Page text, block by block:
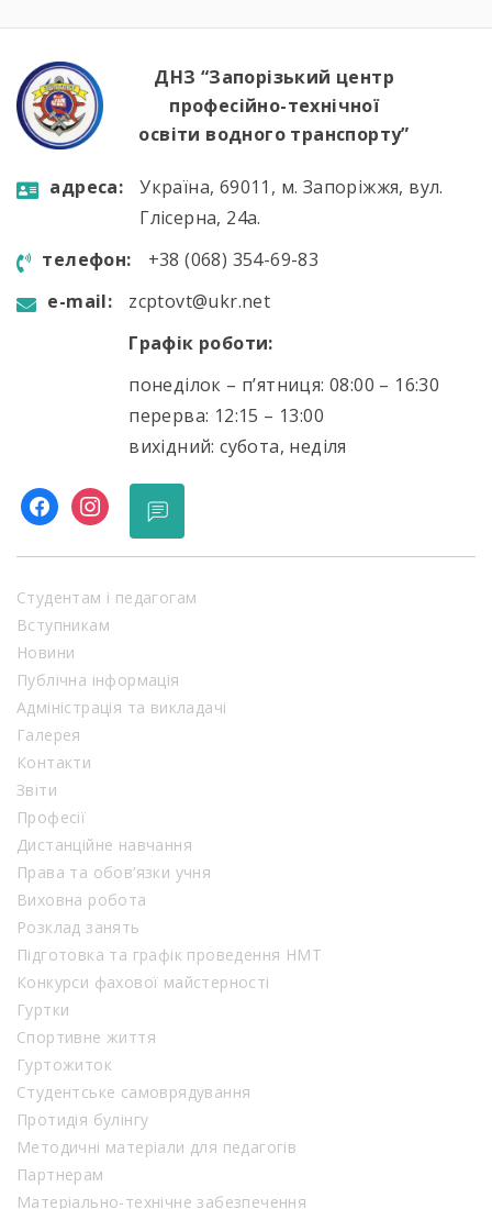
ДНЗ “Запорізький центр
професійно-технічної
освіти водного транспорту”
aдресa:
Україна, 69011, м. Запоріжжя, вул.
Глісерна, 24а.
телефон:
+38 (068) 354-69-83
e-mail:
zcptovt@ukr.net
Графік роботи:
понеділок – п’ятниця: 08:00 – 16:30
перерва: 12:15 – 13:00
вихідний: субота, неділя
facebookinstagram
Студентам і педагогам
Вступникам
Новини
Публічна інформація
Адміністрація та викладачі
Галерея
Контакти
Звіти
Професії
Дистанційне навчання
Права та обов’язки учня
Виховна робота
Розклад занять
Підготовка та графік проведення НМТ
Конкурси фахової майстерності
Гуртки
Спортивне життя
Гуртожиток
Студентське самоврядування
Протидія булінгу
Методичні матеріали для педагогів
Партнерам
Матеріально-технічне забезпечення